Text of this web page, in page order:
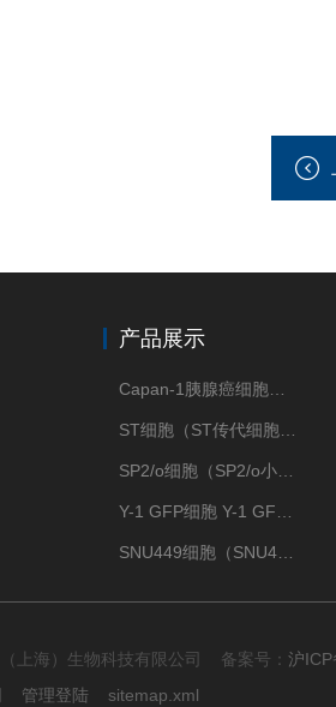
产品展示
上海）生物科技有限公司 备案号： 沪
管理登陆 sitemap.xml